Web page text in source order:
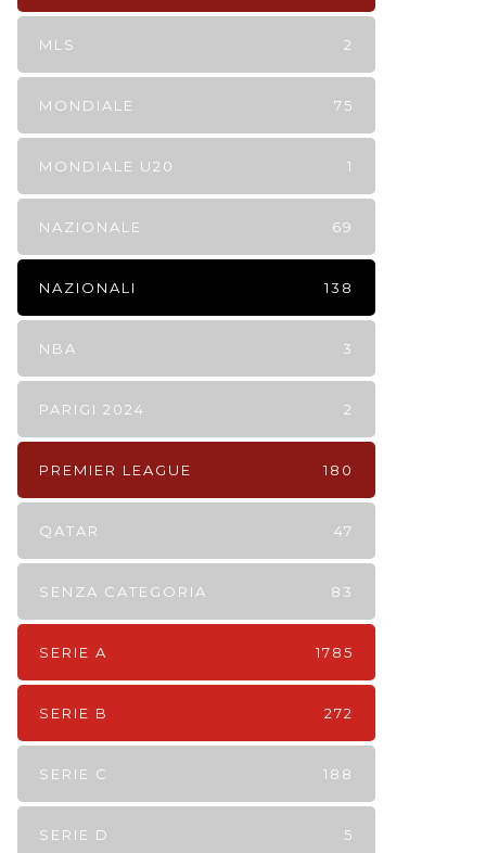
MLS 2
MONDIALE 75
MONDIALE U20 1
NAZIONALE 69
NAZIONALI 138
NBA 3
PARIGI 2024 2
PREMIER LEAGUE 180
QATAR 47
SENZA CATEGORIA 83
SERIE A 1785
SERIE B 272
SERIE C 188
SERIE D 5